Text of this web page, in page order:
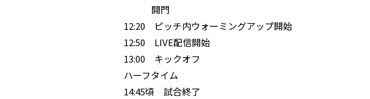
開門
12:20 ピッチ内ウォーミングアップ開始
12:50 LIVE配信開始
13:00 キックオフ
ハーフタイム
14:45頃 試合終了